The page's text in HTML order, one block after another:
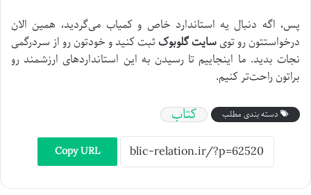
پس، اگه دنبال یه استاندارد خاص و کمیاب می‌گردید، همین الان
درخواستتون رو تویسایت گلوبوکثبت کنید و خودتون رو از سردرگمی
نجات بدید. ما اینجاییم تا رسیدن به این استانداردهای ارزشمند رو
براتون راحت‌تر کنیم.
دسته بندی مطلب کتاب
Copy URL